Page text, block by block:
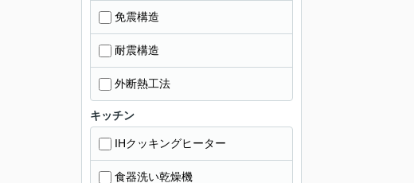
免震構造
耐震構造
外断熱工法
キッチン
IHクッキングヒーター
食器洗い乾燥機